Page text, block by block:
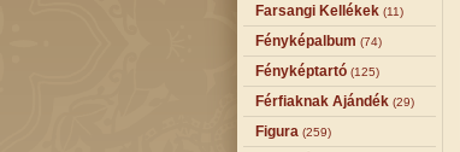
Farsangi Kellékek (11)
Fényképalbum (74)
Fényképtartó (125)
Férfiaknak Ajándék (29)
Figura (259)